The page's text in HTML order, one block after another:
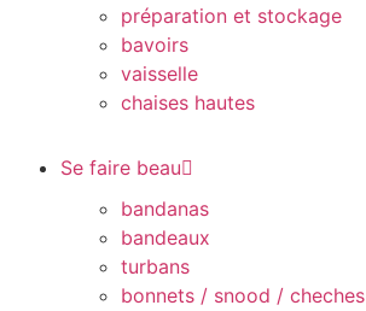
préparation et stockage
bavoirs
vaisselle
chaises hautes
Se faire beau
bandanas
bandeaux
turbans
bonnets / snood / cheches